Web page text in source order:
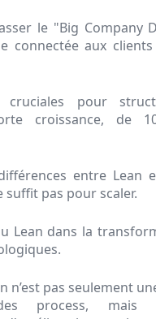
le "Big Company
connectée aux
pour
croissance, de
entre Lean
pas pour scaler.
Lean dans la
n’est pas seulement
des process,